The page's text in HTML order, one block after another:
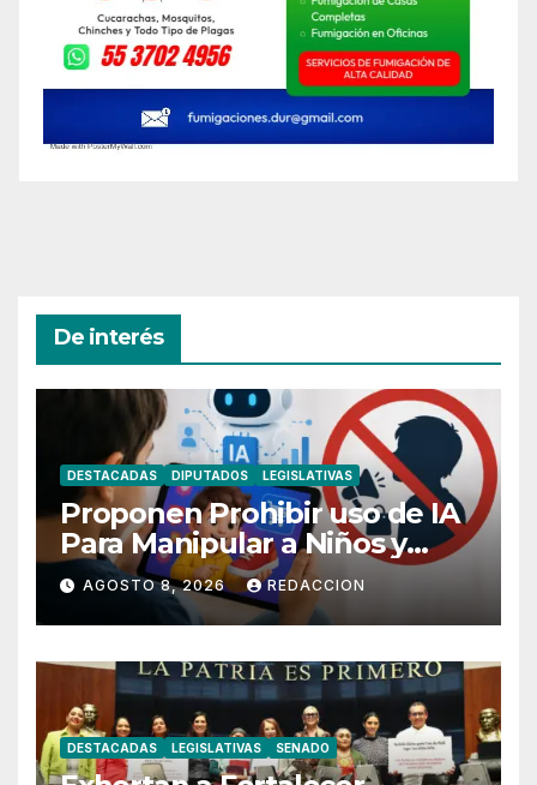
De interés
DESTACADAS DIPUTADOS LEGISLATIVAS
Proponen Prohibir uso de IA
Para Manipular a Niños y
Adolescentes
AGOSTO 8, 2026 REDACCION
DESTACADAS LEGISLATIVAS SENADO